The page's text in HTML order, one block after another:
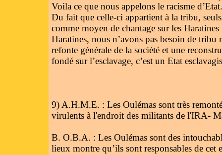
Voila ce que nous appelons le racisme
Du fait que celle-ci appartient à la tribu,
comme moyen de chantage sur les
Haratines, nous n’avons pas besoin de
refonte générale de la société et une
fondé sur l’esclavage, c’est un Etat
9) A.H.M.E. : Les Oulémas sont très
virulents à l'endroit des militants de l'IRA-
B. O.B.A. : Les Oulémas sont des
lieux montre qu’ils sont responsables de